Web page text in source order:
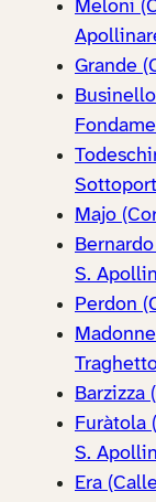
Meloni
Grande
Majo
S.
Perdon
Barzizza
Furàtola
S.
Era